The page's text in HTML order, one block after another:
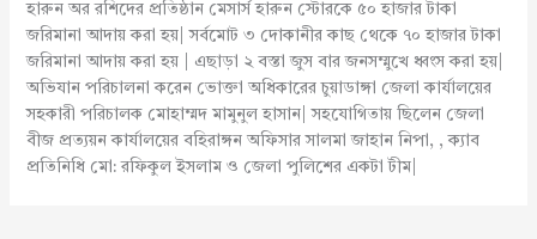
হারুন অর রশিদের প্রতিষ্ঠান মেসার্স হারুন স্টোরকে ৫০ হাজার টাকা
জরিমানা আদায় করা হয়| সর্বমোট ৩ দোকানীর কাছ থেকে ৭০ হাজার টাকা
জরিমানা আদায় করা হয় | এছাড়া ২ বস্তা জুস বার জনসম্মুখে ধ্বংস করা হয়|
অভিযান পরিচালনা করেন ভোক্তা অধিকারের চুয়াডাঙ্গা জেলা কার্যালয়ের
সহকারী পরিচালক মোহাম্মদ মামুনুল হাসান| সহযোগিতায় ছিলেন জেলা
বীজ প্রত্যয়ন কার্যালয়ের বহিরাঙ্গন অফিসার সালমা জাহান নিপা, , ক্যাব
প্রতিনিধি মো: রফিকুল ইসলাম ও জেলা পুলিশের একটা টীম|